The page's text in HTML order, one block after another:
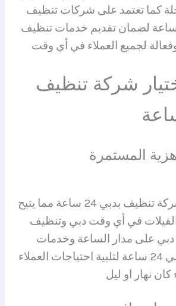
كما تعتمد على شركات تنظيف
بدبي 24 ساعة لضمان تقديم خدمات تنظيف
لجميع العملاء في أي وقت
شركة تنظيف
المستمرة
توفر شركة اهلا شركة تنظيف بدبي 24 ساعة مما يتيح
في أي وقت دبي وتنظيف
على مدار الساعة وخدمات
تنظيف مكاتب بدبي 24 ساعة لتلبية احتياجات العملاء
نهار او ليل